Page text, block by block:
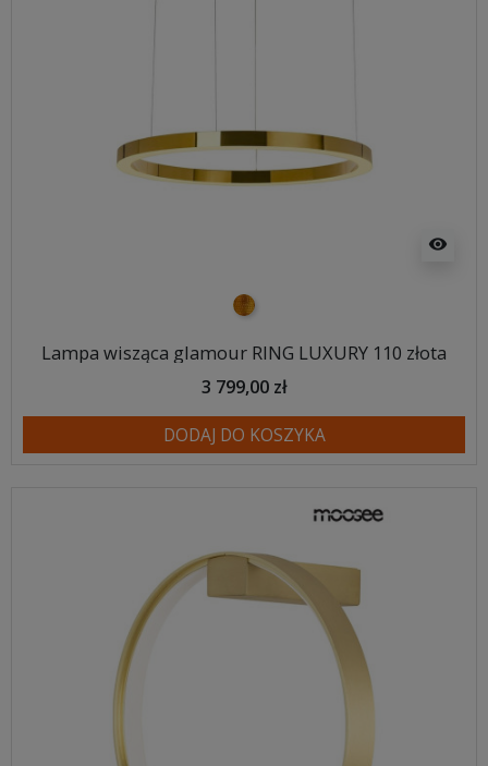
visibility
złoty
Lampa wisząca glamour RING LUXURY 110 złota
3 799,00 zł
DODAJ DO KOSZYKA